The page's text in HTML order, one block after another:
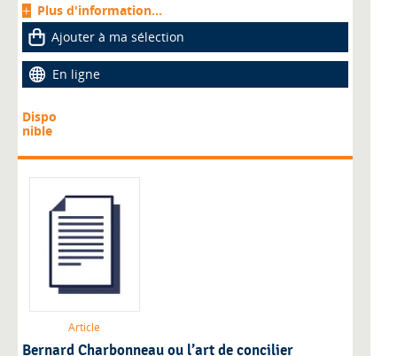
Plus d'information...
Ajouter à ma sélection
En ligne
Dispo
nible
Article
Bernard Charbonneau ou l’art de concilier